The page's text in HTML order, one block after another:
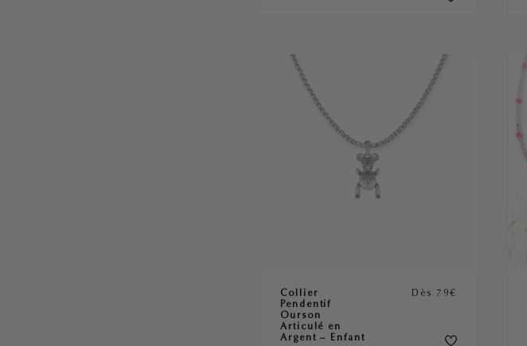
Collier
Pendentif
Ourson
Articulé en
Argent – Enfant
Dès 79€